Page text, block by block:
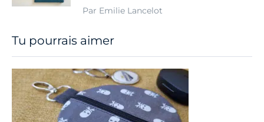
Tu pourrais aimer
Par Emilie Lancelot